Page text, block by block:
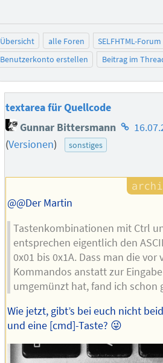
Übersicht alle Foren
SELFHTML-Forum
Benutzerkonto erstellen
Beitrag im
textarea für Quellcode
Gunnar Bittersmann
(Versionen) sonstiges
@@Der Martin
Tastenkombinationen mit Ctrl
entsprechen eigentlich den
0x01 bis 0x1A. Dass man die
Kommandos anstatt zur
umgemünzt hat, fand ich schon
Wie jetzt, gibt’s bei euch nicht
und eine [cmd]-Taste? 😜